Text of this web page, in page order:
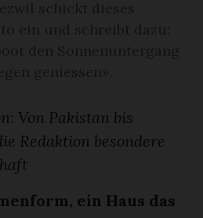
Von Pakistan bis
Redaktion besondere
ein Haus das